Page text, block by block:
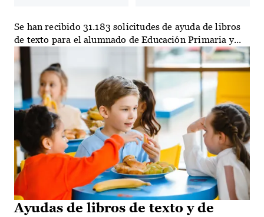
Ayudas de libros de texto y de
Se han recibido 31.183 solicitudes de ayuda de libros
de texto para el alumnado de Educación Primaria y...